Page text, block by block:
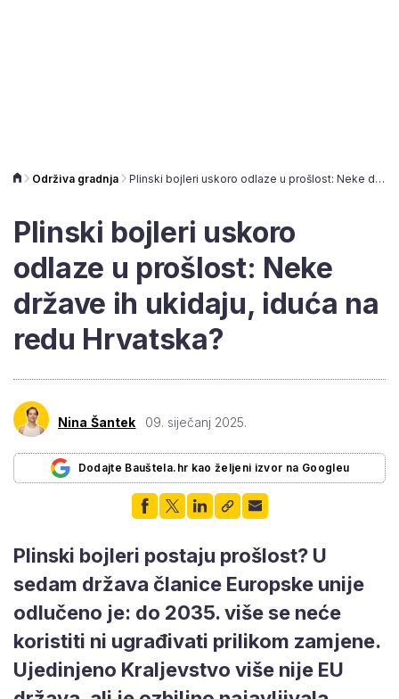
Održiva gradnja Plinski bojleri uskoro odlaze u prošlost: Neke države ih ukidaju, iduća na redu Hrvatska?
Plinski bojleri uskoro
odlaze u prošlost: Neke
države ih ukidaju, iduća na
redu Hrvatska?
Nina Šantek 09. siječanj 2025.
Dodajte Bauštela.hr kao željeni izvor na Googleu
Plinski bojleri postaju prošlost? U
sedam država članice Europske unije
odlučeno je: do 2035. više se neće
koristiti ni ugrađivati prilikom zamjene.
Ujedinjeno Kraljevstvo više nije EU